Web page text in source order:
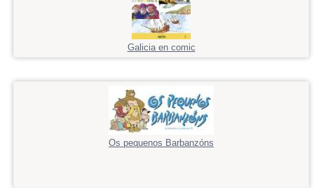
Galicia en comic
Os pequenos Barbanzóns